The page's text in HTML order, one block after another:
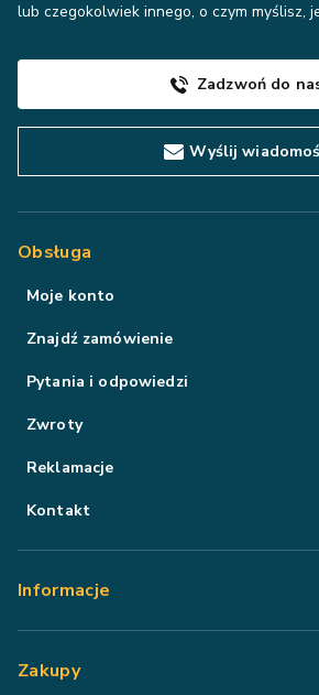
lub czegokolwiek innego, o czym myślisz,
Zadzwoń do
Wyślij
Obsługa
Moje konto
Znajdź zamówienie
Pytania i odpowiedzi
Zwroty
Reklamacje
Kontakt
Informacje
Zakupy